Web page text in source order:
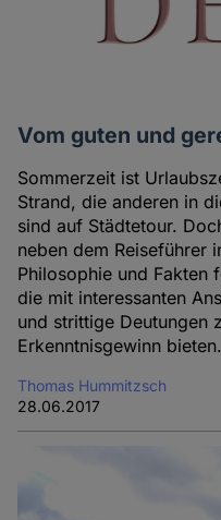
Vom guten und
Sommerzeit ist
Strand, die anderen in
sind auf Städtetour.
neben dem Reiseführer
Philosophie und Fakten
die mit interessanten
und strittige Deutungen
Erkenntnisgewinn bieten.
Thomas Hummitzsch
28.06.2017